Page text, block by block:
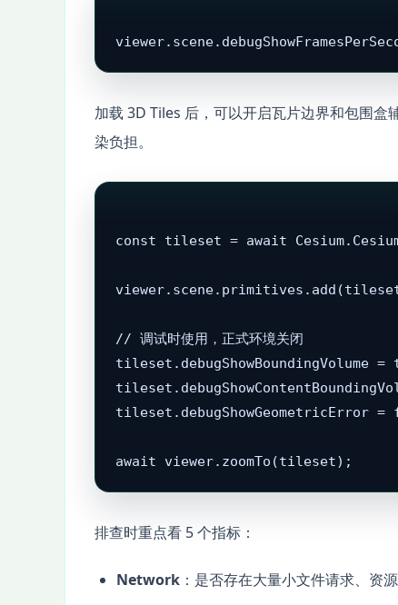
加载 3D Tiles 后，可以开启瓦片边界和包围
染负担。
const tileset = await
// 调试时使用，正式环境关闭
tileset.debugShowBoundingVolume =
tileset.debugShowGeometricError =
await viewer.zoomTo(tileset);
排查时重点看 5 个指标：
Network ：是否存在大量小文件请求、资